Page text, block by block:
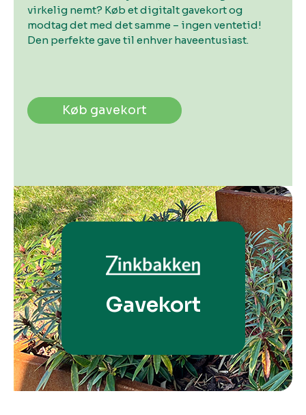
virkelig nemt? Køb et digitalt gavekort og
modtag det med det samme – ingen ventetid!
Den perfekte gave til enhver haveentusiast.
Køb gavekort
Gavekort